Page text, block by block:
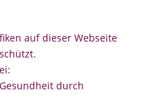
auf dieser Webseite
durch